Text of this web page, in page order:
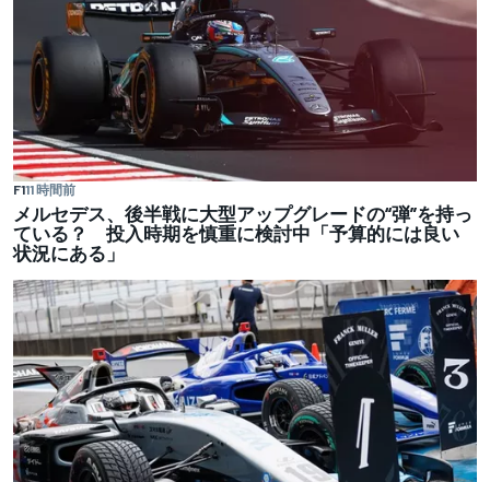
F111 時間前
メルセデス、後半戦に大型アップグレードの“弾”を持っ
ている？ 投入時期を慎重に検討中「予算的には良い
状況にある」